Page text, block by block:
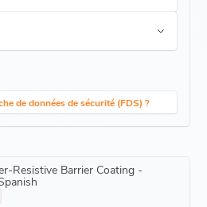
de données de sécurité (FDS) ?
Resistive Barrier Coating -